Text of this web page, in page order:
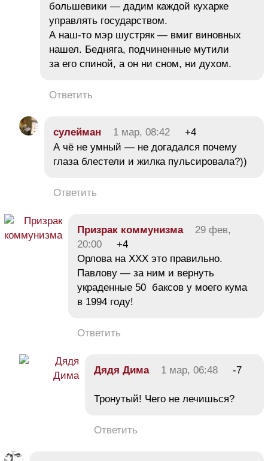
большевики — дадим каждой кухарке
управлять государством.
А наш-то мэр шустряк — вмиг виновных
нашел. Бедняга, подчиненные мутили
за его спиной, а он ни сном, ни духом.
Ответить
сулейман 1 мар, 08:42
+4
А чё не умный — не догадался почему
глаза блестели и жилка пульсировала?))
Ответить
Призрак коммунизма
29 фев,
20:00
+4
Орлова на ХХХ это правильно.
Павлову — за ним и вернуть
украденные 50 баксов у моего кума
в 1994 году!
Ответить
Дядя Дима 1 мар, 06:48 -7
Тронутый! Чего не лечишься?
Ответить